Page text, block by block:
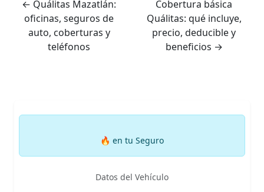
← Quálitas Mazatlán:
oficinas, seguros de
auto, coberturas y
teléfonos
Cobertura básica
Quálitas: qué incluye,
precio, deducible y
beneficios →
🔥 en tu Seguro
Datos del Vehículo